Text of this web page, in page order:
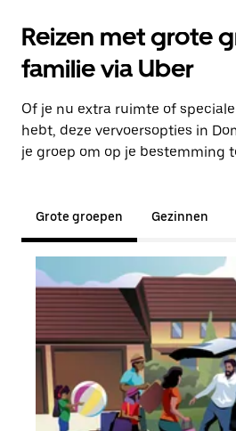
Reizen met grote
familie via Uber
Of je nu extra ruimte of
hebt, deze vervoersopties in
je groep om op je bestemming
Grote groepen Gezinnen